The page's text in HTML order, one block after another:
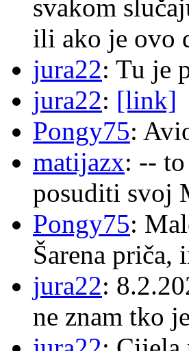
svakom
ili ako je ovo
jura22: Tu je
jura22: [link]
Pongy75:
matijazx: --
posuditi svoj
Pongy75:
Šarena priča,
jura22:
ne znam tko